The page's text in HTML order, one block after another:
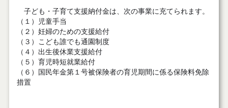
子ども・子育て支援納付金は、次の事業に充てられます。
（１）児童手当
（２）妊婦のための支援給付
（３）こども誰でも通園制度
（４）出生後休業支援給付
（５）育児時短就業給付
（６）国民年金第１号被保険者の育児期間に係る保険料免除
措置